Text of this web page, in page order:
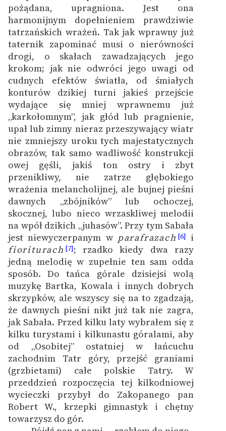
pożądana, upragniona. Jest ona
harmonijnym dopełnieniem prawdziwie
tatrzańskich wrażeń. Tak jak wprawny już
taternik zapominać musi o nierówności
drogi, o skałach zawadzających jego
krokom; jak nie odwróci jego uwagi od
cudnych efektów światła, od śmiałych
konturów dzikiej turni jakieś przejście
wydające się mniej wprawnemu już
„karkołomnym”, jak głód lub pragnienie,
upał lub zimny nieraz przeszywający wiatr
nie zmniejszy uroku tych majestatycznych
obrazów, tak samo wadliwość konstrukcji
owej gęśli, jakiś ton ostry i zbyt
przenikliwy, nie zatrze głębokiego
wrażenia melancholijnej, ale bujnej pieśni
dawnych „zbójników” lub ochoczej,
skocznej, lubo nieco wrzaskliwej melodii
na wpół dzikich „juhasów”. Przy tym Sabała
jest niewyczerpanym w parafrazach [6]
i
fioriturach [7]; rzadko kiedy dwa razy
jedną melodię w zupełnie ten sam odda
sposób. Do tańca górale dzisiejsi wolą
muzykę Bartka, Kowala i innych dobrych
skrzypków, ale wszyscy się na to zgadzają,
że dawnych pieśni nikt już tak nie zagra,
jak Sabała. Przed kilku laty wybrałem się z
kilku turystami i kilkunastu góralami, aby
od „Osobitej” ostatniej w łańcuchu
zachodnim Tatr góry, przejść graniami
(grzbietami) całe polskie Tatry. W
przeddzień rozpoczęcia tej kilkodniowej
wycieczki przybył do Zakopanego pan
Robert W., krzepki gimnastyk i chętny
towarzysz do gór.